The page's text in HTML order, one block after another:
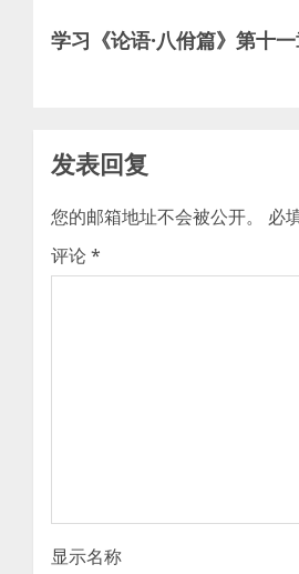
post:
学习《论语·八佾篇》第十
发表回复
您的邮箱地址不会被公开。 必
评论*
显示名称